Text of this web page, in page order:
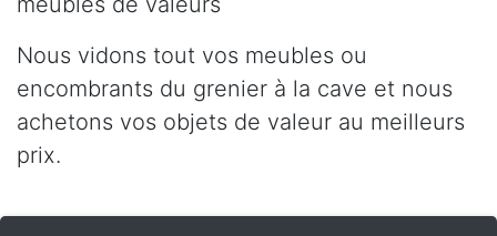
Nous vidons tout vos meubles ou
encombrants du grenier à la cave et nous
achetons vos objets de valeur au meilleurs
prix.